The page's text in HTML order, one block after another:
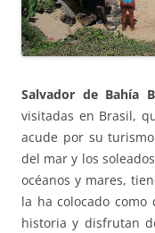
Salvador de Bahía
visitadas en Brasil,
acude por su
del mar y los
océanos y mares,
la ha colocado
historia y disfrutan